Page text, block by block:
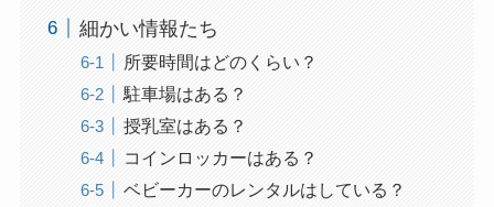
細かい情報たち
所要時間はどのくらい？
駐車場はある？
授乳室はある？
コインロッカーはある？
ベビーカーのレンタルはしている？